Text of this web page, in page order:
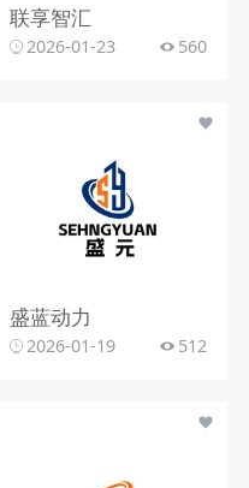
联享智汇
2026-01-23 560
盛蓝动力
2026-01-19 512